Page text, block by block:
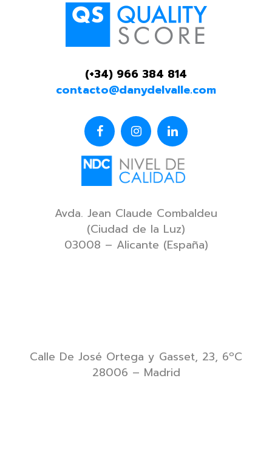
(+34) 966 384 814
contacto@danydelvalle.com
Avda. Jean Claude Combaldeu
(Ciudad de la Luz)
03008 – Alicante (España)
Calle De José Ortega y Gasset, 23, 6ºC
28006 – Madrid